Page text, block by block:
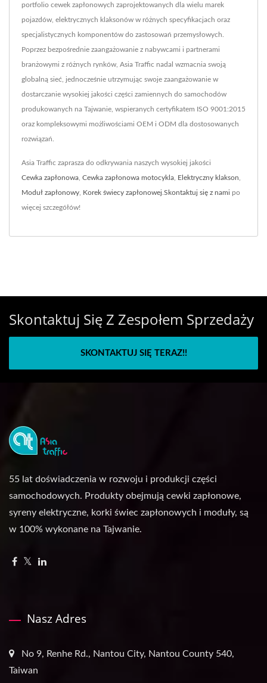
portfolio cewek zapłonowych zaprojektowanych dla wielu marek
pojazdów, elektrycznych klaksonów w różnych specyfikacjach oraz
specjalistycznych komponentów do zastosowań przemysłowych.
Poprzez bezpośrednie zaangażowanie z nabywcami i partnerami
branżowymi z różnych rynków, Asia Traffic nadal wzmacnia swoją
globalną sieć, jednocześnie utrzymując swoje zaangażowanie w
dostarczanie wysokiej jakości części zamiennych do samochodów
produkowanych na Tajwanie, wspieranych certyfikatem ISO 9001:2015
oraz kompleksowymi możliwościami OEM i ODM dla dostosowanych
rozwiązań.
Asia Traffic zaprasza do odkrywania naszych wysokiej jakości
Cewka zapłonowa Cewka zapłonowa motocykla Elektryczny klakson
Moduł zapłonowy Korek świecy zapłonowej Skontaktuj się z nami po
więcej szczegółów!
Skontaktuj Się Z Zespołem Sprzedaży
SKONTAKTUJ SIĘ TERAZ!!
55 lat doświadczenia w rozwoju i produkcji części
samochodowych. Produkty obejmują cewki zapłonowe,
syreny elektryczne, korki świec zapłonowych i moduły, są
w 100% wykonane na Tajwanie.
Nasz Adres
No 9, Renhe Rd., Nantou City, Nantou County 540,
Taiwan